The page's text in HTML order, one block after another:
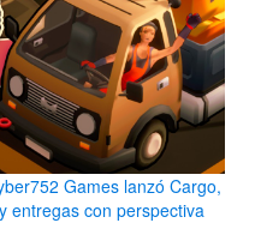
Games lanzó Cargo,
entregas con perspectiva